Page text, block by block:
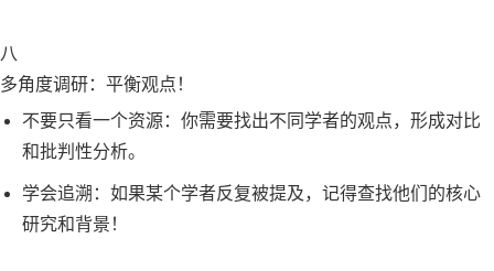
八
多角度调研：平衡观点！
不要只看一个资源：你需要找出不同学者的观点，形成对比
和批判性分析。
学会追溯：如果某个学者反复被提及，记得查找他们的核心
研究和背景！